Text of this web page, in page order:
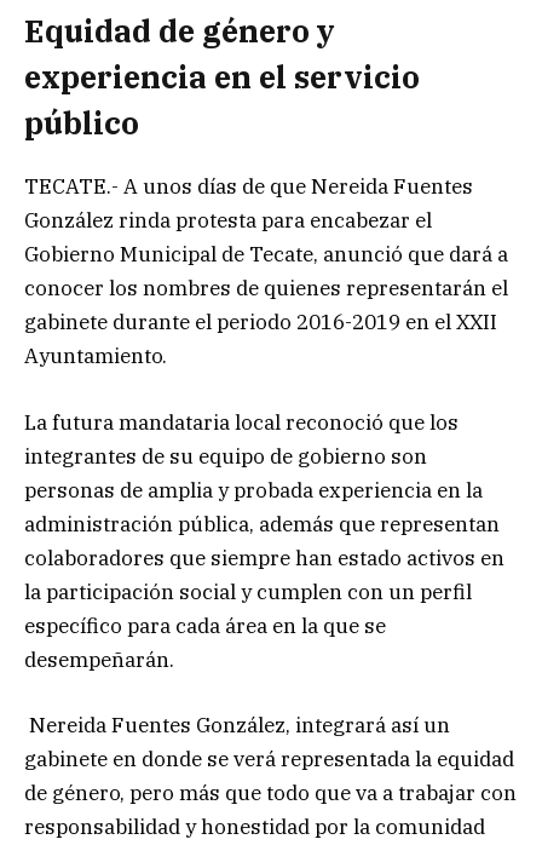
Equidad de género y
experiencia en el servicio
público
TECATE.- A unos días de que Nereida Fuentes
González rinda protesta para encabezar el
Gobierno Municipal de Tecate, anunció que dará a
conocer los nombres de quienes representarán el
gabinete durante el periodo 2016-2019 en el XXII
Ayuntamiento.
La futura mandataria local reconoció que los
integrantes de su equipo de gobierno son
personas de amplia y probada experiencia en la
administración pública, además que representan
colaboradores que siempre han estado activos en
la participación social y cumplen con un perfil
específico para cada área en la que se
desempeñarán.
Nereida Fuentes González, integrará así un
gabinete en donde se verá representada la equidad
de género, pero más que todo que va a trabajar con
responsabilidad y honestidad por la comunidad